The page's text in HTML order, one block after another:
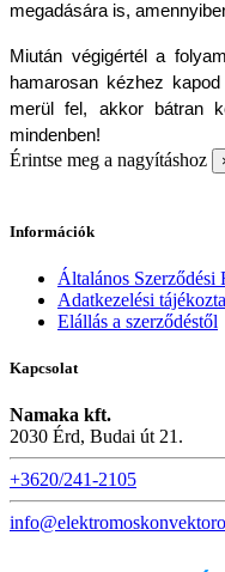
megadására is,
Miután végigértél a
hamarosan kézhez
merül fel, akkor bátran
mindenben!
Érintse meg a nagyításhoz
Információk
Általános Szerződési
Adatkezelési
Elállás a szerződéstől
Kapcsolat
Namaka kft.
2030 Érd, Budai út 21.
+3620/241-2105